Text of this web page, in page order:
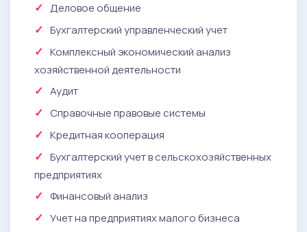
Деловое общение
Бухгалтерский управленческий учет
Комплексный экономический анализ
хозяйственной деятельности
Аудит
Справочные правовые системы
Кредитная кооперация
Бухгалтерский учет в сельскохозяйственных
предприятиях
Финансовый анализ
Учет на предприятиях малого бизнеса